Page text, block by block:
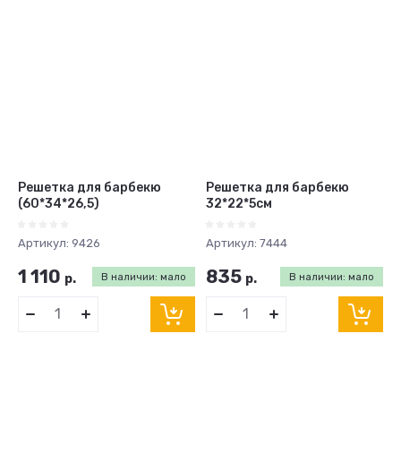
Решетка для барбекю
(60*34*26,5)
Артикул: 9426
В наличии: мало
1 110 р.
Решетка для барбекю
32*22*5см
Артикул: 7444
В наличии: мало
835 р.